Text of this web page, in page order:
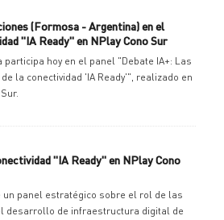
(Formosa - Argentina) en el
"IA Ready" en NPlay Cono Sur
participa hoy en el panel "Debate IA+: Las
la conectividad 'IA Ready'", realizado en
"IA Ready" en NPlay Cono
un panel estratégico sobre el rol de las
desarrollo de infraestructura digital de